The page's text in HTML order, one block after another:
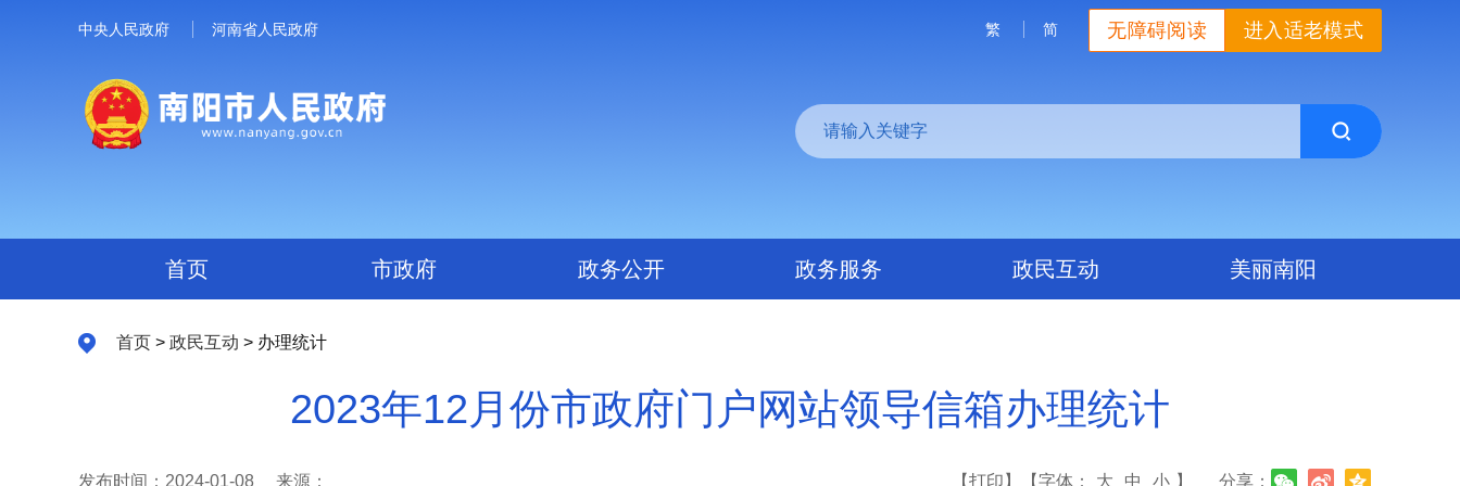
中央人民政府 河南省人民政府 进入适老模式
无障碍阅读
繁 简
首页 市政府 政务公开 政务服务 政民互动 美丽南阳
首页 > 政民互动 > 办理统计
2023年12月份市政府门户网站领导信箱办理统计
发布时间：2024-01-08 来源： 分享：
【打印】 【字体： 大 中 小 】